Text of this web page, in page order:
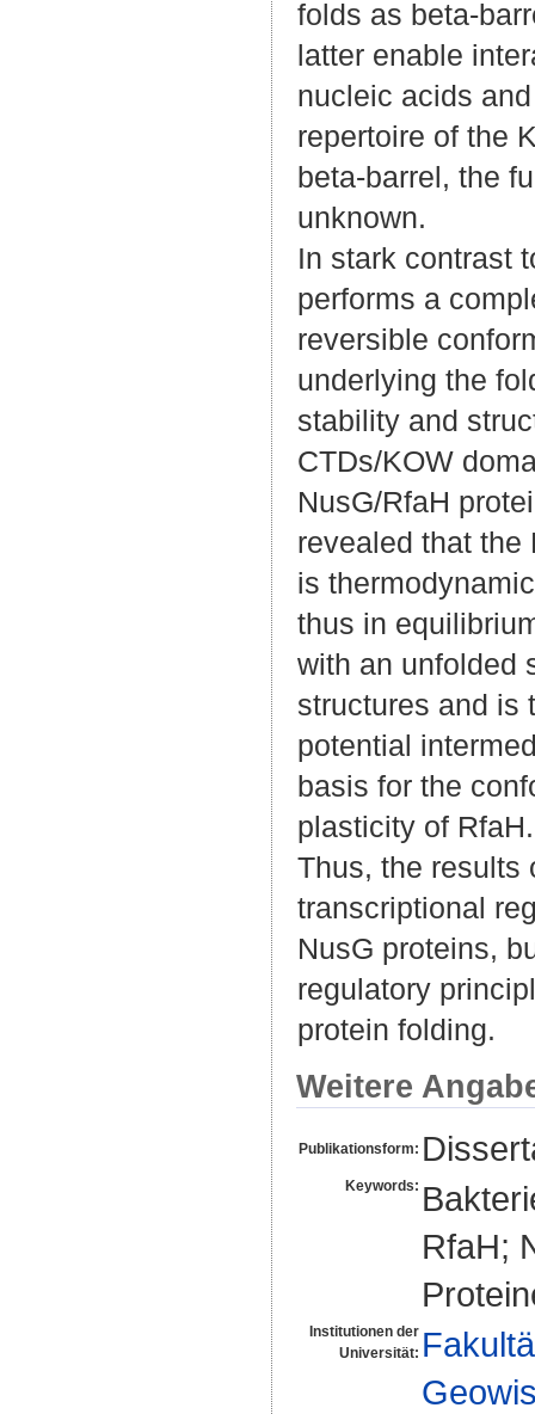
folds as beta-
latter enable
nucleic acids
repertoire of the
beta-barrel, the
unknown.
In stark contrast
performs a
reversible
underlying the
stability and
CTDs/KOW
NusG/RfaH
revealed that the
is
thus in
with an unfolded
structures and is
potential
basis for the
plasticity of RfaH.
Thus, the results
transcriptional
NusG proteins,
regulatory
protein folding.
Weitere
Publikationsform:
Keywords:
RfaH;
Institutionen der
Universität: